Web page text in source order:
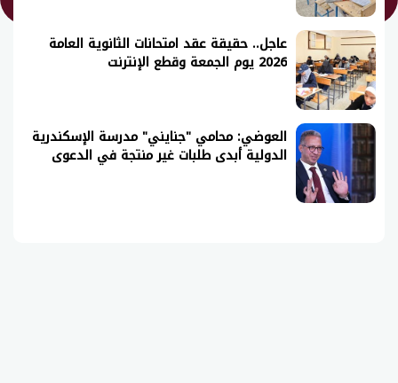
عاجل.. حقيقة عقد امتحانات الثانوية العامة
2026 يوم الجمعة وقطع الإنترنت
العوضي: محامي "جنايني" مدرسة الإسكندرية
الدولية أبدى طلبات غير منتجة في الدعوى